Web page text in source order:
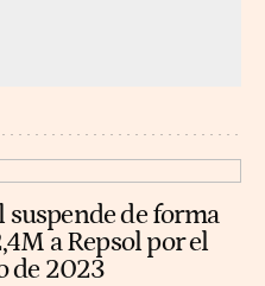
de forma
a Repsol por el
de 2023